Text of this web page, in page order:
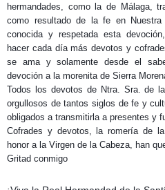
hermandades, como la de Málaga,
como resultado de la fe en
conocida y respetada esta
hacer cada día más devotos y
se ama y solamente desde el
devoción a la morenita de Sierra
Todos los devotos de Ntra. Sra. de
orgullosos de tantos siglos de fe y
obligados a transmitirla a presentes y
Cofrades y devotos, la romería de
honor a la Virgen de la Cabeza, han
Gritad conmigo